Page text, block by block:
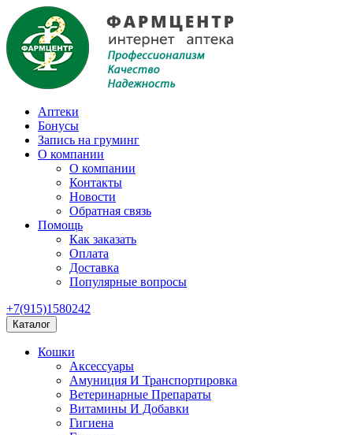
Аптеки
Бонусы
Запись на груминг
О компании
О компании
Контакты
Новости
Обратная связь
Помощь
Как заказать
Оплата
Доставка
Популярные вопросы
+7(915)1580242
Каталог
Кошки
Аксессуары
Амуниция И Транспортировка
Ветеринарные Препараты
Витамины И Добавки
Гигиена